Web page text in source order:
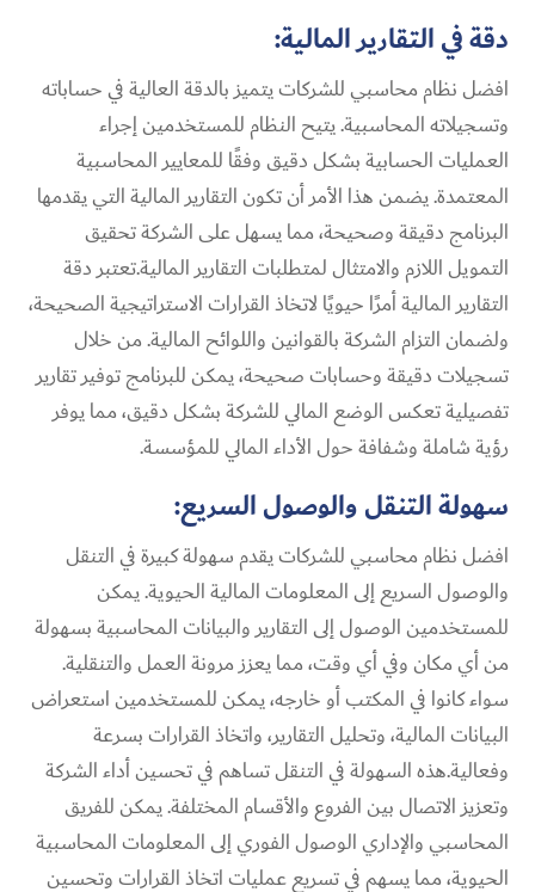
دقة في التقارير المالية:
افضل نظام محاسبي للشركات يتميز بالدقة العالية في حساباته
وتسجيلاته المحاسبية. يتيح النظام للمستخدمين إجراء
العمليات الحسابية بشكل دقيق وفقًا للمعايير المحاسبية
المعتمدة. يضمن هذا الأمر أن تكون التقارير المالية التي يقدمها
البرنامج دقيقة وصحيحة، مما يسهل على الشركة تحقيق
التمويل اللازم والامتثال لمتطلبات التقارير المالية.تعتبر دقة
التقارير المالية أمرًا حيويًا لاتخاذ القرارات الاستراتيجية الصحيحة،
ولضمان التزام الشركة بالقوانين واللوائح المالية. من خلال
تسجيلات دقيقة وحسابات صحيحة، يمكن للبرنامج توفير تقارير
تفصيلية تعكس الوضع المالي للشركة بشكل دقيق، مما يوفر
رؤية شاملة وشفافة حول الأداء المالي للمؤسسة.
سهولة التنقل والوصول السريع:
افضل نظام محاسبي للشركات يقدم سهولة كبيرة في التنقل
والوصول السريع إلى المعلومات المالية الحيوية. يمكن
للمستخدمين الوصول إلى التقارير والبيانات المحاسبية بسهولة
من أي مكان وفي أي وقت، مما يعزز مرونة العمل والتنقلية.
سواء كانوا في المكتب أو خارجه، يمكن للمستخدمين استعراض
البيانات المالية، وتحليل التقارير، واتخاذ القرارات بسرعة
وفعالية.هذه السهولة في التنقل تساهم في تحسين أداء الشركة
وتعزيز الاتصال بين الفروع والأقسام المختلفة. يمكن للفريق
المحاسبي والإداري الوصول الفوري إلى المعلومات المحاسبية
الحيوية، مما يسهم في تسريع عمليات اتخاذ القرارات وتحسين